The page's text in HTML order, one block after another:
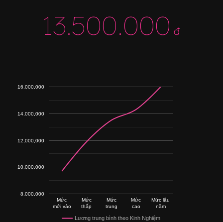
13.500.000 đ
Lương trung bình theo Kinh Nghiệm
Mức
mới vào
Mức
thấp
Mức
trung
Mức
cao
Mức lâu
năm
8,000,000
10,000,000
12,000,000
14,000,000
16,000,000